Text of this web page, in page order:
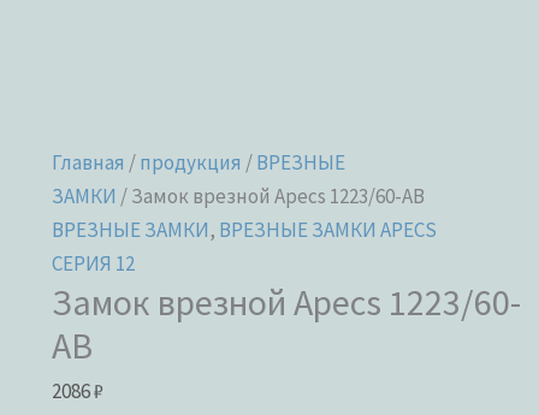
Главная /продукция /ВРЕЗНЫЕ
ЗАМКИ / Замок врезной Apecs 1223/60-AB
ВРЕЗНЫЕ ЗАМКИ, ВРЕЗНЫЕ ЗАМКИ APECS
СЕРИЯ 12
Замок врезной Apecs 1223/60-
AB
2086₽